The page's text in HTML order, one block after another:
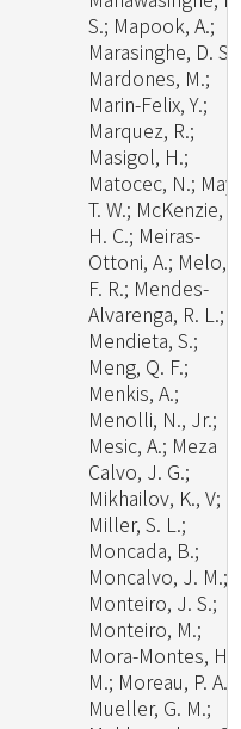
S.; Mapook, A.;
Marasinghe, D. S.;
Mardones, M.;
Marin-Felix, Y.;
Marquez, R.;
Masigol, H.;
Matocec, N.; May,
T. W.; McKenzie,
H. C.; Meiras-
Ottoni, A.; Melo,
F. R.; Mendes-
Alvarenga, R. L.;
Mendieta, S.;
Meng, Q. F.;
Menkis, A.;
Menolli, N., Jr.;
Mesic, A.; Meza
Calvo, J. G.;
Mikhailov, K., V;
Miller, S. L.;
Moncada, B.;
Moncalvo, J. M.;
Monteiro, J. S.;
Monteiro, M.;
Mora-Montes, H.
M.; Moreau, P. A.;
Mueller, G. M.;